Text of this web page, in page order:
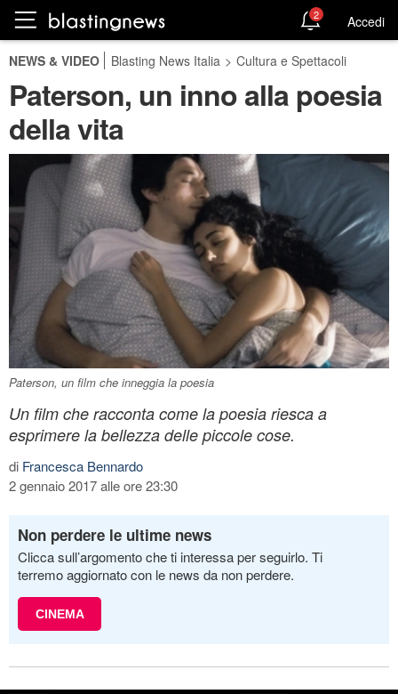
2 Accedi
NEWS & VIDEO Blasting News Italia > Cultura e Spettacoli
Paterson, un inno alla poesia
della vita
Paterson, un film che inneggia la poesia
Un film che racconta come la poesia riesca a
esprimere la bellezza delle piccole cose.
di Francesca Bennardo
2 gennaio 2017 alle ore 23:30
Non perdere le ultime news
Clicca sull’argomento che ti interessa per seguirlo. Ti
terremo aggiornato con le news da non perdere.
CINEMA